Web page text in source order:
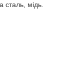
сталь, мідь.